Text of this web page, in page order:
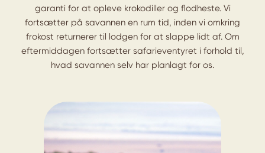
garanti for at opleve krokodiller og flodheste. Vi
fortsætter på savannen en rum tid, inden vi omkring
frokost returnerer til lodgen for at slappe lidt af. Om
eftermiddagen fortsætter safarieventyret i forhold til,
hvad savannen selv har planlagt for os.